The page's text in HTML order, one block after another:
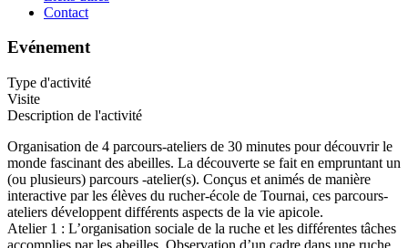
Contact
Evénement
Type d'activité
Visite
Description de l'activité
Organisation de 4 parcours-ateliers de 30 minutes pour découvrir le
monde fascinant des abeilles. La découverte se fait en empruntant un
(ou plusieurs) parcours -atelier(s). Conçus et animés de manière
interactive par les élèves du rucher-école de Tournai, ces parcours-
ateliers développent différents aspects de la vie apicole.
Atelier 1 : L’organisation sociale de la ruche et les différentes tâches
accomplies par les abeilles. Observation d’un cadre dans une ruche